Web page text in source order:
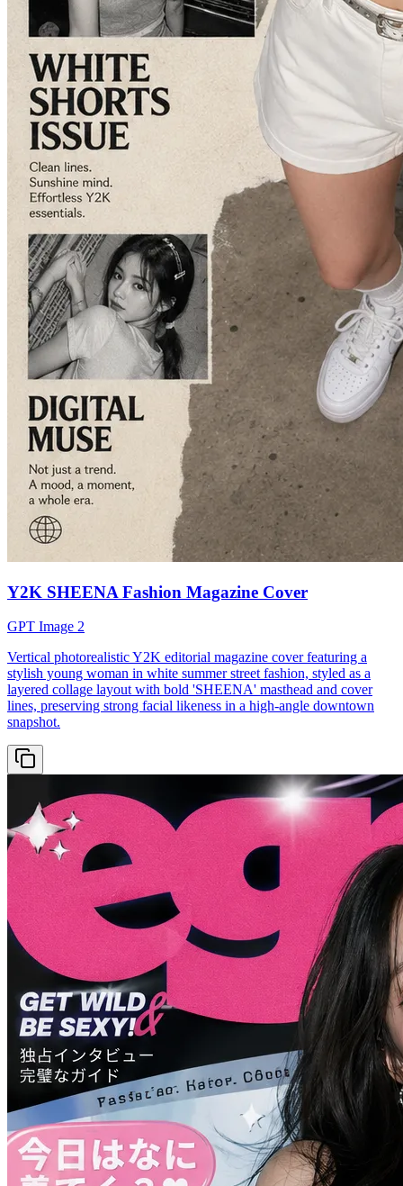
Y2K SHEENA Fashion Magazine Cover
GPT Image 2
Vertical photorealistic Y2K editorial magazine cover featuring a
stylish young woman in white summer street fashion, styled as a
layered collage layout with bold 'SHEENA' masthead and cover
lines, preserving strong facial likeness in a high-angle downtown
snapshot.